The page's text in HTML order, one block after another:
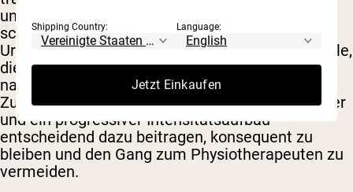
unzureichende Erholung, Übertraining und zu
schnelles Steigern der Intensität sind häufige
Ursachen für sportbedingte Verletzungen. Für alle,
die eine neue Trainingsroutine beginnen oder
nach einer Pause zurückkehren, kann die
Zusammenarbeit mit einem qualifizierten Trainer
und ein progressiver Intensitätsaufbau
entscheidend dazu beitragen, konsequent zu
bleiben und den Gang zum Physiotherapeuten zu
vermeiden.
Shipping Country: Language:
Jetzt Einkaufen